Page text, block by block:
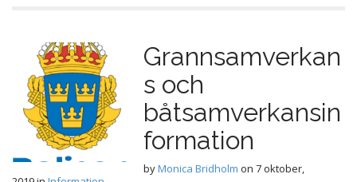
b
o
o
k
Grannsamverkan
s och
båtsamverkansin
formation
byMonica Bridholm on 7 oktober,